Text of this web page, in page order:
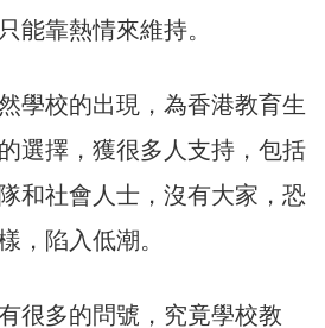
能靠熱情來維持。
學校的出現，為香港教育生
選擇，獲很多人支持，包括
和社會人士，沒有大家，恐
，陷入低潮。
很多的問號，究竟學校教